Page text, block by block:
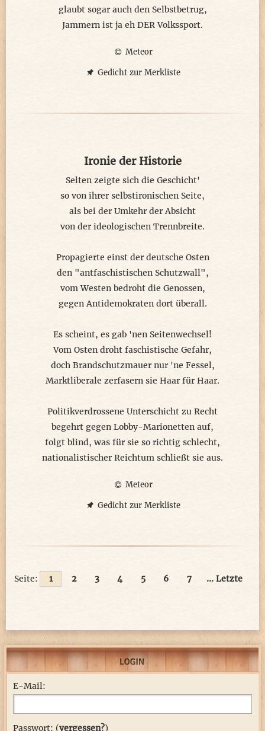
glaubt sogar auch den Selbstbetrug,
Jammern ist ja eh DER Volkssport.
Meteor
Gedicht zur Merkliste
Ironie der Historie
Selten zeigte sich die Geschicht'
so von ihrer selbstironischen Seite,
als bei der Umkehr der Absicht
von der ideologischen Trennbreite.
Propagierte einst der deutsche Osten
den "antfaschistischen Schutzwall",
vom Westen bedroht die Genossen,
gegen Antidemokraten dort überall.
Es scheint, es gab 'nen Seitenwechsel!
Vom Osten droht faschistische Gefahr,
doch Brandschutzmauer nur 'ne Fessel,
Marktliberale zerfasern sie Haar für Haar.
Politikverdrossene Unterschicht zu Recht
begehrt gegen Lobby-Marionetten auf,
folgt blind, was für sie so richtig schlecht,
nationalistischer Reichtum schließt sie aus.
Meteor
Gedicht zur Merkliste
Seite: 1 2 3 4 5 6 7 ... Letzte
E-Mail:
Passwort: (vergessen?)